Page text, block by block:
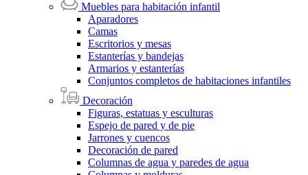
Muebles para habitación infantil
Aparadores
Camas
Escritorios y mesas
Estanterías y bandejas
Armarios y estanterías
Conjuntos completos de habitaciones infantiles
Decoración
Figuras, estatuas y esculturas
Espejo de pared y de pie
Jarrones y cuencos
Decoración de pared
Columnas de agua y paredes de agua